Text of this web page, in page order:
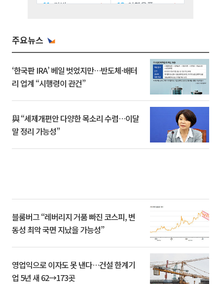
주요뉴스
‘한국판 IRA’ 베일 벗었지만…반도체·배터
리 업계 “시행령이 관건”
與 “세제개편안 다양한 목소리 수렴…이달
말 정리 가능성”
블룸버그 “레버리지 거품 빠진 코스피, 변
동성 최악 국면 지났을 가능성”
영업익으로 이자도 못 낸다…건설 한계기
업 5년 새 62→173곳